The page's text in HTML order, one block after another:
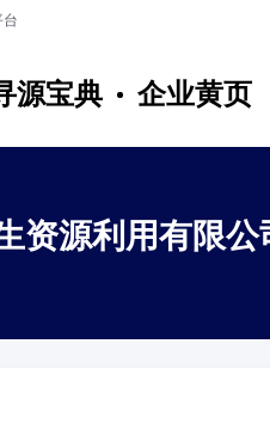
台
源宝典 企业黄页
资源利用有限公